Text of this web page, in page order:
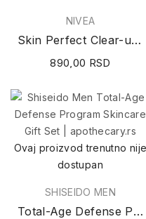
NIVEA
Skin Perfect Clear-up Strips 6 kom
890,00 RSD
Ovaj proizvod trenutno nije
dostupan
SHISEIDO MEN
Total-Age Defense Program Skincare Gift Set